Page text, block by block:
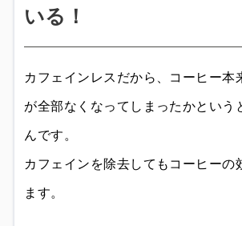
いる！
カフェインレスだから、コーヒー本
が全部なくなってしまったかという
んです。
カフェインを除去してもコーヒーの
ます。